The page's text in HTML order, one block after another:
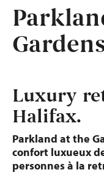
Luxury
Halifax.
Parkland at the
confort luxueux
personnes à la